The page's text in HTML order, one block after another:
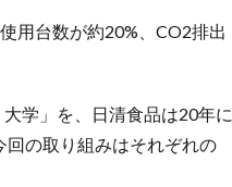
用台数が約20%、CO2排出
学」を、日清食品は20年に
回の取り組みはそれぞれの